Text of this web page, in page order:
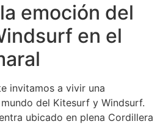
emoción del
en el
invitamos a vivir una
del Kitesurf y Windsurf.
ubicado en plena Cordillera